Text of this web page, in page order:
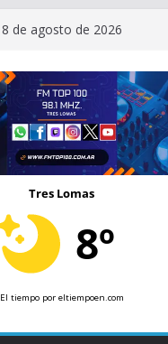
8 de agosto de 2026
Tres Lomas
8º
El tiempopor eltiempoen.com